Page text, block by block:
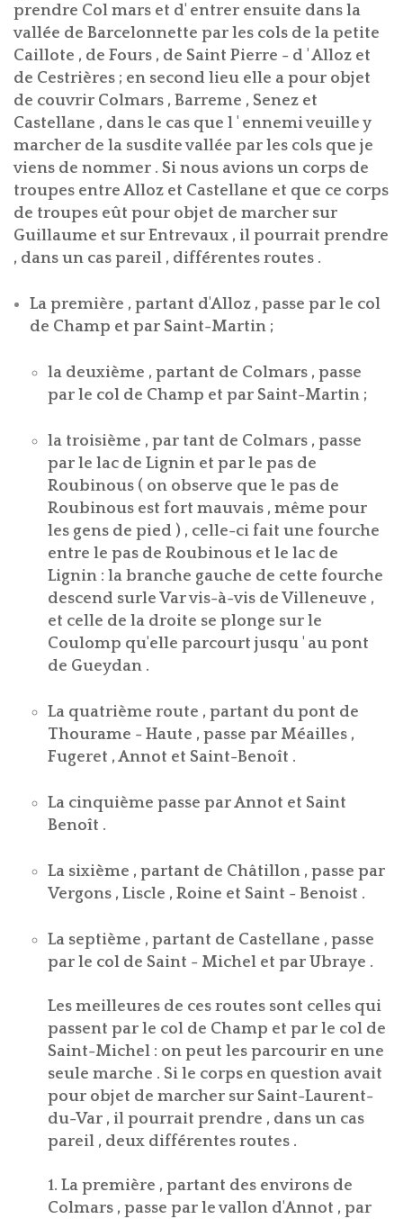
prendre Col mars et d' entrer ensuite dans la
vallée de Barcelonnette par les cols de la petite
Caillote , de Fours , de Saint Pierre - d ' Alloz et
de Cestrières ; en second lieu elle a pour objet
de couvrir Colmars , Barreme , Senez et
Castellane , dans le cas que l ' ennemi veuille y
marcher de la susdite vallée par les cols que je
viens de nommer . Si nous avions un corps de
troupes entre Alloz et Castellane et que ce corps
de troupes eût pour objet de marcher sur
Guillaume et sur Entrevaux , il pourrait prendre
, dans un cas pareil , différentes routes .
La première , partant d'Alloz , passe par le col
de Champ et par Saint-Martin ;
la deuxième , partant de Colmars , passe
par le col de Champ et par Saint-Martin ;
la troisième , par tant de Colmars , passe
par le lac de Lignin et par le pas de
Roubinous ( on observe que le pas de
Roubinous est fort mauvais , même pour
les gens de pied ) , celle-ci fait une fourche
entre le pas de Roubinous et le lac de
Lignin : la branche gauche de cette fourche
descend surle Var vis-à-vis de Villeneuve ,
et celle de la droite se plonge sur le
Coulomp qu'elle parcourt jusqu ' au pont
de Gueydan .
La quatrième route , partant du pont de
Thourame - Haute , passe par Méailles ,
Fugeret , Annot et Saint-Benoît .
La cinquième passe par Annot et Saint
Benoît .
La sixième , partant de Châtillon , passe par
Vergons , Liscle , Roine et Saint - Benoist .
La septième , partant de Castellane , passe
par le col de Saint - Michel et par Ubraye .
Les meilleures de ces routes sont celles qui
passent par le col de Champ et par le col de
Saint-Michel : on peut les parcourir en une
seule marche . Si le corps en question avait
pour objet de marcher sur Saint-Laurent-
du-Var , il pourrait prendre , dans un cas
pareil , deux différentes routes .
1. La première , partant des environs de
Colmars , passe par le vallon d'Annot , par